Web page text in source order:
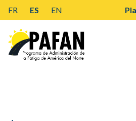
FR ES EN